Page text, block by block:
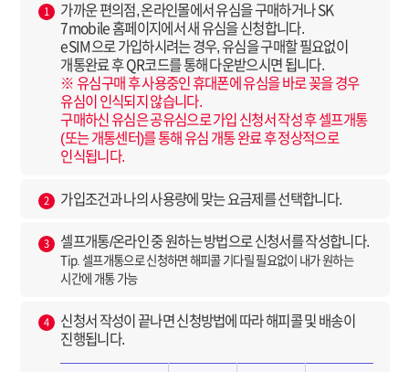
1
가까운 편의점, 온라인몰에서 유심을 구매하거나 SK
7mobile 홈페이지에서 새 유심을 신청합니다.
eSIM으로 가입하시려는 경우, 유심을 구매할 필요없이
개통완료 후 QR코드를 통해 다운받으시면 됩니다.
※ 유심구매 후 사용중인 휴대폰에 유심을 바로 꽂을 경우
유심이 인식되지 않습니다.
구매하신 유심은 공유심으로 가입 신청서 작성 후 셀프개통
(또는 개통센터)를 통해 유심 개통 완료 후 정상적으로
인식됩니다.
2 가입조건과 나의 사용량에 맞는 요금제를 선택합니다.
3 셀프개통/온라인 중 원하는 방법으로 신청서를 작성합니다.
Tip. 셀프개통으로 신청하면 해피콜 기다릴 필요없이 내가 원하는
시간에 개통 가능
4
신청서 작성이 끝나면 신청방법에 따라 해피콜 및 배송이
진행됩니다.